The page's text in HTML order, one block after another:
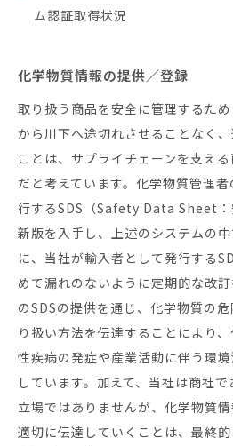
ム認証取得状況
化学物質情報の提供／登録
取り扱う商品を安全に管理するた
から川下へ途切れさせることなく
ことは、サプライチェーンを支え
だと考えています。化学物質管理
行するSDS（Safety Data Sheet：
新版を入手し、上述のシステムの
に、当社が輸入者として発行する
めて漏れのないように定期的な改
のSDSの提供を通じ、化学物質の
り扱い方法を伝達することにより
性疾病の発症や産業活動に伴う環
しています。加えて、当社は商社
立場ではありませんが、化学物質
適切に伝達していくことは、最終